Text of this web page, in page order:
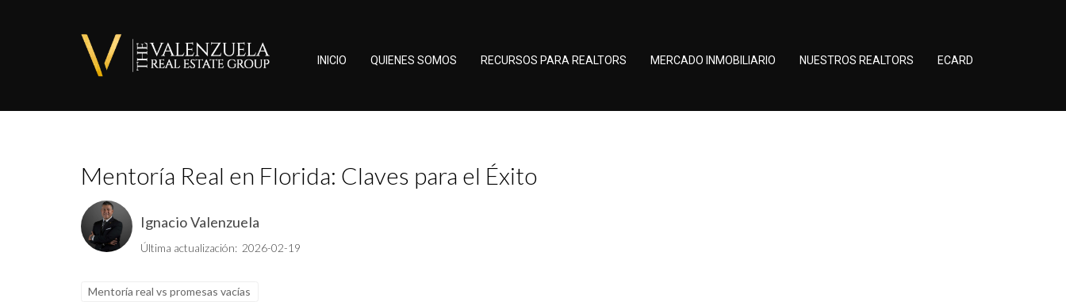
INICIO QUIENES SOMOS RECURSOS PARA REALTORS MERCADO INMOBILIARIO NUESTROS REALTORS ECARD
Mentoría Real en Florida: Claves para el Éxito
Ignacio Valenzuela
Última actualización: 2026-02-19
Mentoría real vs promesas vacías